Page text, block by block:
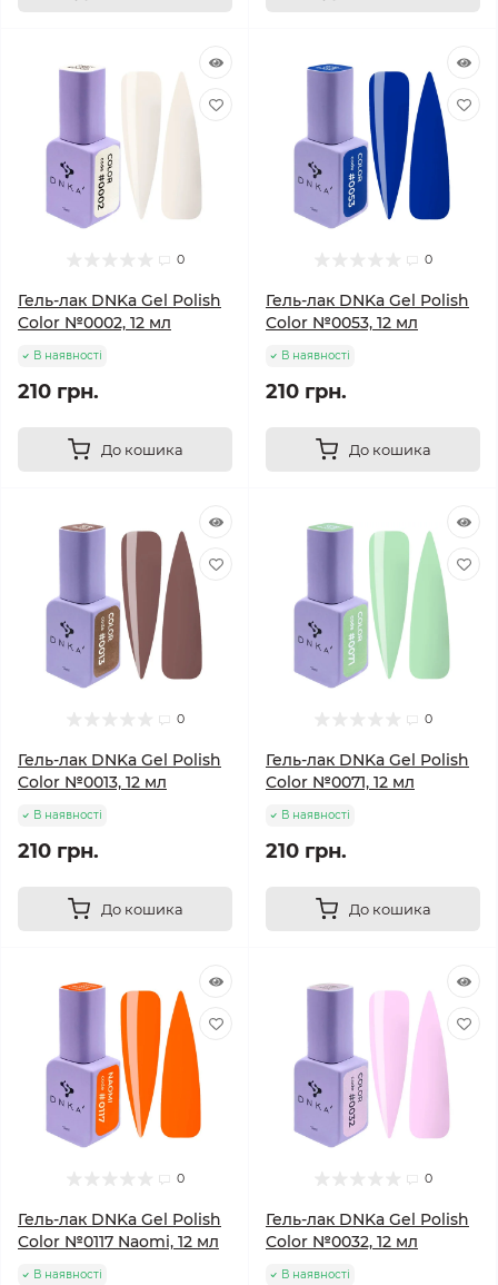
0
Гель-лак DNKa Gel Polish
Color №0002, 12 мл
В наявності
210 грн.
До кошика
0
Гель-лак DNKa Gel Polish
Color №0053, 12 мл
В наявності
210 грн.
До кошика
0
Гель-лак DNKa Gel Polish
Color №0013, 12 мл
В наявності
210 грн.
До кошика
0
Гель-лак DNKa Gel Polish
Color №0071, 12 мл
В наявності
210 грн.
До кошика
0
Гель-лак DNKa Gel Polish
Color №0117 Naomi, 12 мл
В наявності
0
Гель-лак DNKa Gel Polish
Color №0032, 12 мл
В наявності